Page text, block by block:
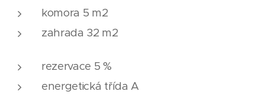
komora 5 m2
zahrada 32 m2
rezervace 5 %
energetická třída A